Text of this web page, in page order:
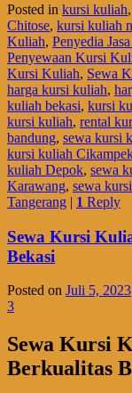
Posted in kursi kuliah,
Chitose, kursi kuliah
Kuliah, Penyedia
Penyewaan Kursi
Kursi Kuliah, Sewa
harga kursi kuliah,
kuliah bekasi, kursi
kursi kuliah, rental
bandung, sewa kursi
kursi kuliah
kuliah Depok, sewa
Karawang, sewa
Tangerang | 1 Reply
Sewa Kursi
Bekasi
Posted on Juli 5, 2023
3
Sewa Kursi
Berkualitas